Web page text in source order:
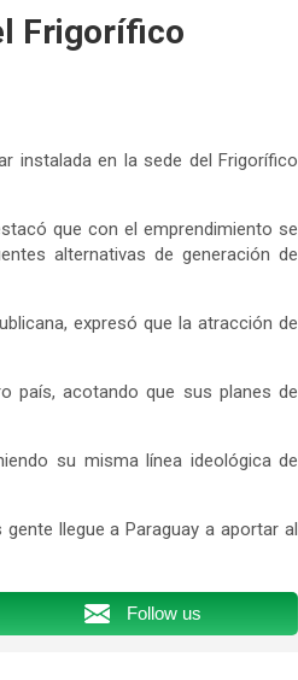
Frigorífico
instalada en la sede del Frigorífico
que con el emprendimiento se
alternativas de generación de
expresó que la atracción de
país, acotando que sus planes de
su misma línea ideológica de
llegue a Paraguay a aportar al
Follow us